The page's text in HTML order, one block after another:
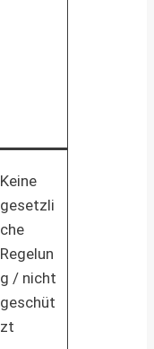
Keine
gesetzli
che
Regelun
g / nicht
geschüt
zt